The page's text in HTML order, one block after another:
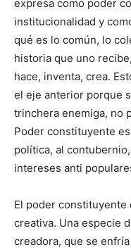
expresa como poder
institucionalidad y
qué es lo común, lo
historia que uno
hace, inventa, crea.
el eje anterior porque
trinchera enemiga, no
Poder constituyente
política, al
intereses anti
El poder constituyente
creativa. Una especie
creadora, que se